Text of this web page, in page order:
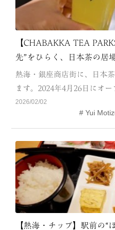
ABOUT
EVENT
ACCESS
COLUMN
LINK
【CHABAKKA TEA
先”をひらく、日本茶の居
熱海・銀座商店街に、日本
ます。2024年4月26日にオ
2026/02/02
Yui
【熱海・チップ】駅前の“